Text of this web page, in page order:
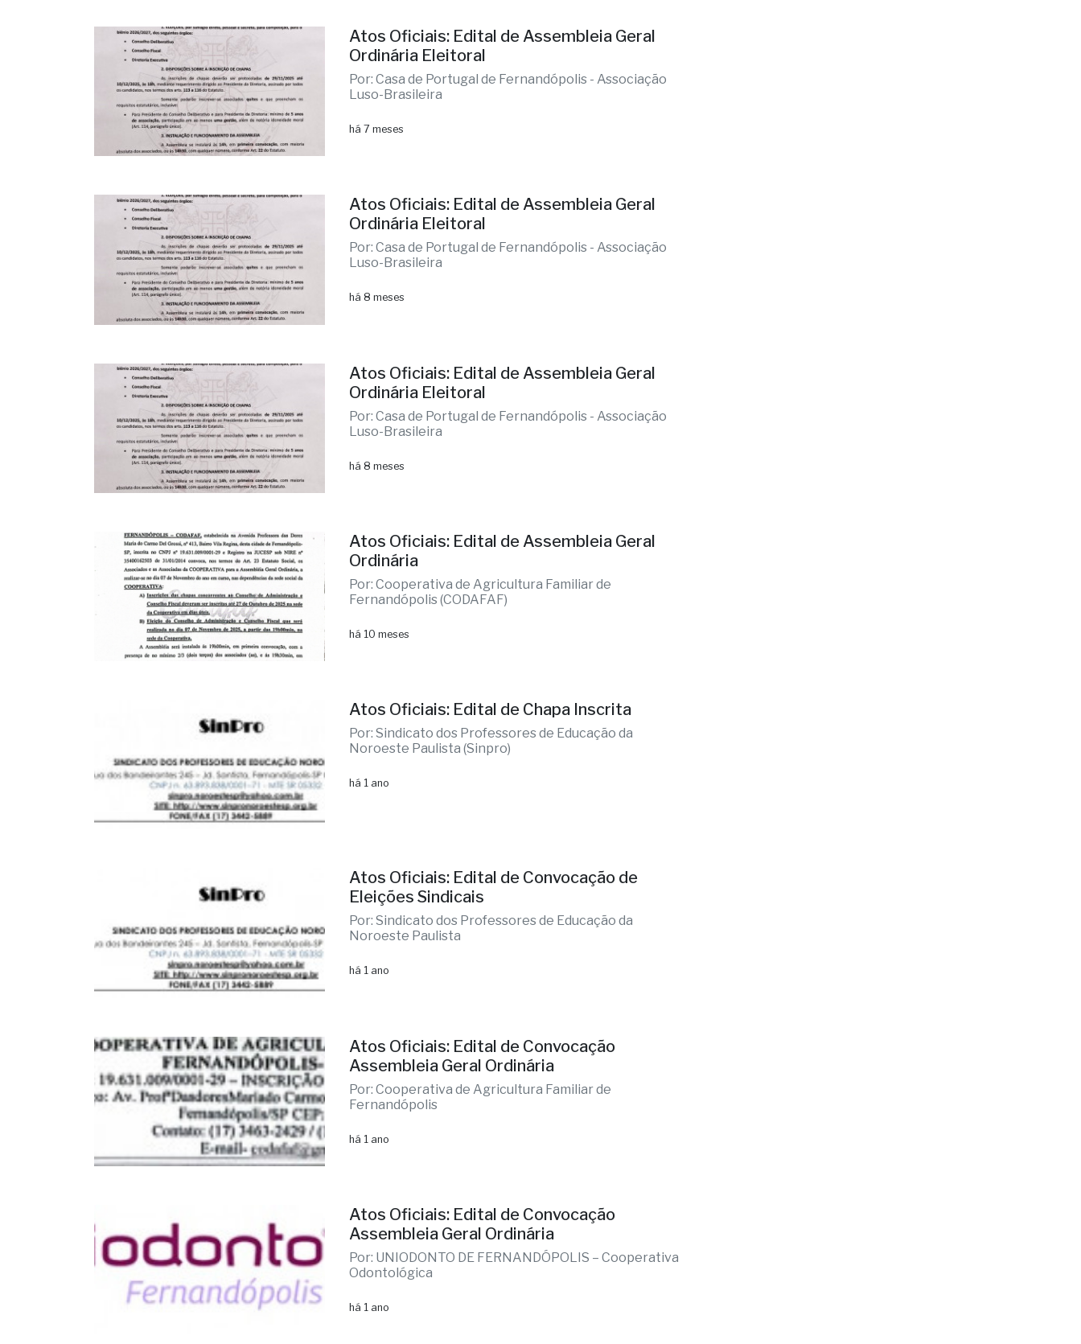
Atos Oficiais: Edital de Assembleia Geral
Ordinária Eleitoral
Por: Casa de Portugal de Fernandópolis - Associação
Luso-Brasileira
há 7 meses
Atos Oficiais: Edital de Assembleia Geral
Ordinária Eleitoral
Por: Casa de Portugal de Fernandópolis - Associação
Luso-Brasileira
há 8 meses
Atos Oficiais: Edital de Assembleia Geral
Ordinária Eleitoral
Por: Casa de Portugal de Fernandópolis - Associação
Luso-Brasileira
há 8 meses
Atos Oficiais: Edital de Assembleia Geral
Ordinária
Por: Cooperativa de Agricultura Familiar de
Fernandópolis (CODAFAF)
há 10 meses
Atos Oficiais: Edital de Chapa Inscrita
Por: Sindicato dos Professores de Educação da
Noroeste Paulista (Sinpro)
há 1 ano
Atos Oficiais: Edital de Convocação de
Eleições Sindicais
Por: Sindicato dos Professores de Educação da
Noroeste Paulista
há 1 ano
Atos Oficiais: Edital de Convocação
Assembleia Geral Ordinária
Por: Cooperativa de Agricultura Familiar de
Fernandópolis
há 1 ano
Atos Oficiais: Edital de Convocação
Assembleia Geral Ordinária
Por: UNIODONTO DE FERNANDÓPOLIS – Cooperativa
Odontológica
há 1 ano